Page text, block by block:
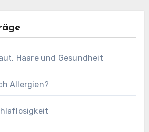
Haare und Gesundheit
Allergien?